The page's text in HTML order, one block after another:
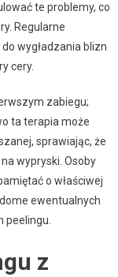
te problemy, co
Regularne
wygładzania blizn
cery.
zabiegu;
ta terapia może
sprawiając, że
wypryski. Osoby
o właściwej
ewentualnych
peelingu.
z